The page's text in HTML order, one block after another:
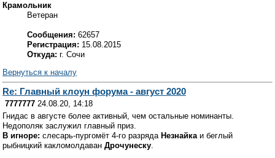
Крамольник
Ветеран
Сообщения: 62657
Регистрация: 15.08.2015
Откуда: г. Сочи
Вернуться к началу
Re: Главный клоун форума - август 2020
7777777 24.08.20, 14:18
Гнидас в августе более активный, чем остальные номинанты.
Недополяк заслужил главный приз.
В игноре: слесарь-пургомёт 4-го разряда Незнайкаи беглый
рыбницкий какломолдаван Дрочунеску.